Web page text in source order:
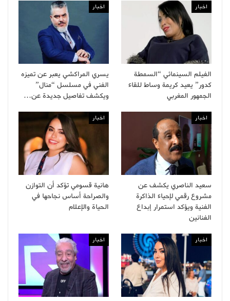
اخبار
الفيلم السينمائي “السمطة
كدور” يعيد كريمة وساط للقاء
الجمهور المغربي
اخبار
يسري المراكشي يعبر عن تميزه
الفني في مسلسل “منال”
ويكشف تفاصيل جديدة عن…
اخبار
سعيد الناصري يكشف عن
مشروع رقمي لإحياء الذاكرة
الفنية ويؤكد استمرار إبداع
الفنانين
اخبار
هانية قسومي تؤكد أن التوازن
والصراحة أساس نجاحها في
الحياة والإعلام
اخبار اخبار